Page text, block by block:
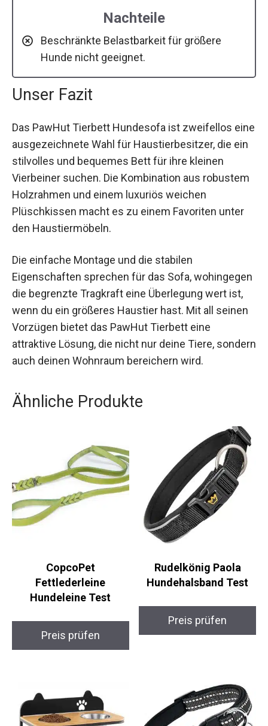
Nachteile
Beschränkte Belastbarkeit für größere
Hunde nicht geeignet.
Unser Fazit
Das PawHut Tierbett Hundesofa ist zweifellos eine
ausgezeichnete Wahl für Haustierbesitzer, die ein
stilvolles und bequemes Bett für ihre kleinen
Vierbeiner suchen. Die Kombination aus robustem
Holzrahmen und einem luxuriös weichen
Plüschkissen macht es zu einem Favoriten unter
den Haustiermöbeln.
Die einfache Montage und die stabilen
Eigenschaften sprechen für das Sofa, wohingegen
die begrenzte Tragkraft eine Überlegung wert ist,
wenn du ein größeres Haustier hast. Mit all seinen
Vorzügen bietet das PawHut Tierbett eine
attraktive Lösung, die nicht nur deine Tiere, sondern
auch deinen Wohnraum bereichern wird.
Ähnliche Produkte
CopcoPet
Fettlederleine
Hundeleine Test
Preis prüfen
Rudelkönig Paola
Hundehalsband Test
Preis prüfen